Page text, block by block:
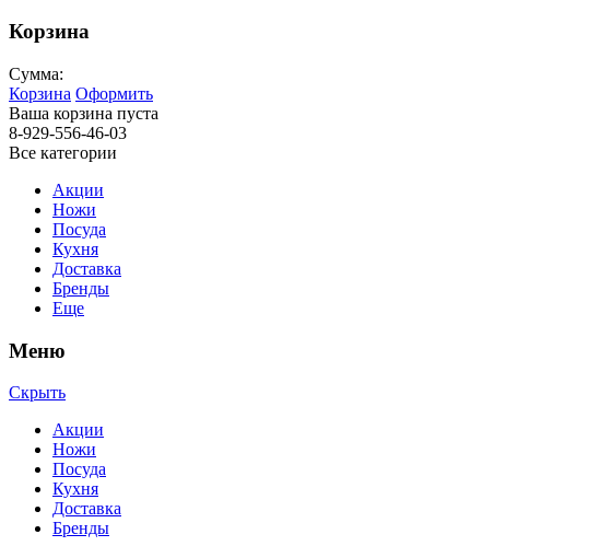
Корзина
Сумма:
Корзина Оформить
Ваша корзина пуста
8-929-556-46-03
Все категории
Акции
Ножи
Посуда
Кухня
Доставка
Бренды
Еще
Меню
Скрыть
Акции
Ножи
Посуда
Кухня
Доставка
Бренды